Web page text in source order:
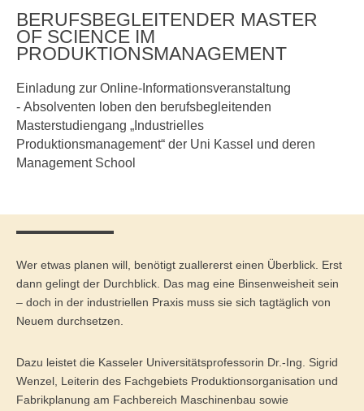
Master Coaching, Organisationsberatung, Supervision (COS)
Master of Science - Industrielles Produktionsmanagement
Bewerben Übersicht
Master of Science - ÖPNV und Mobilität
Bewerben Übersicht
Master of Science Wind Energy Systems
Wind Energy Systems (WES) - Diploma of Advanced Studies
(DAS)
BERUFSBEGLEITENDER MASTER
OF SCIENCE IM
PRODUKTIONSMANAGEMENT
Einladung zur Online-Informationsveranstaltung
- Absolventen loben den berufsbegleitenden
Masterstudiengang „Industrielles
Produktionsmanagement“ der Uni Kassel und deren
Management School
Wer etwas planen will, benötigt zuallererst einen Überblick. Erst
dann gelingt der Durchblick. Das mag eine Binsenweisheit sein
– doch in der industriellen Praxis muss sie sich tagtäglich von
Neuem durchsetzen.
Dazu leistet die Kasseler Universitätsprofessorin Dr.-Ing. Sigrid
Wenzel, Leiterin des Fachgebiets Produktionsorganisation und
Fabrikplanung am Fachbereich Maschinenbau sowie